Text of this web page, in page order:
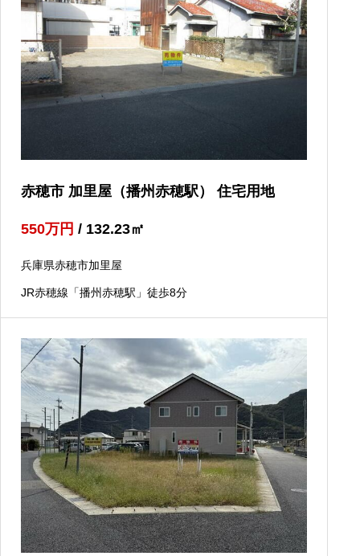
赤穂市 加里屋（播州赤穂駅） 住宅用地
550万円 / 132.23㎡
兵庫県赤穂市加里屋
JR赤穂線「播州赤穂駅」徒歩8分